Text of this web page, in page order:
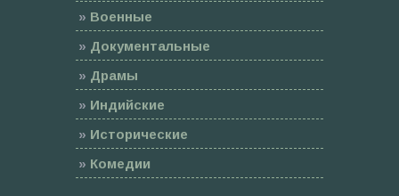
» Военные
» Документальные
» Драмы
» Индийские
» Исторические
» Комедии